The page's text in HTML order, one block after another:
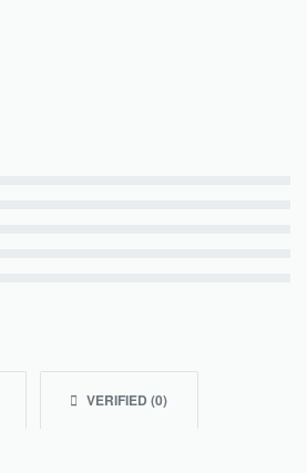
VERIFIED (0)